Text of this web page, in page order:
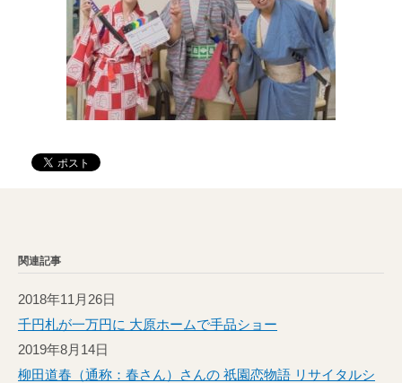
関連記事
2018年11月26日
千円札が一万円に 大原ホームで手品ショー
2019年8月14日
柳田道春（通称：春さん）さんの 祇園恋物語 リサイタルシ